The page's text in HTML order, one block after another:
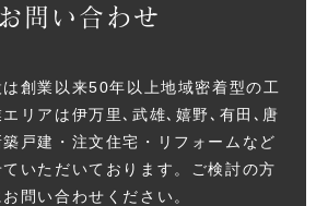
お問い合わせ
創業以来50年以上地域密着型の工
リアは伊万里､武雄､嬉野､有田､唐
戸建・注文住宅・リフォームなど
いただいております。ご検討の方
問い合わせください。